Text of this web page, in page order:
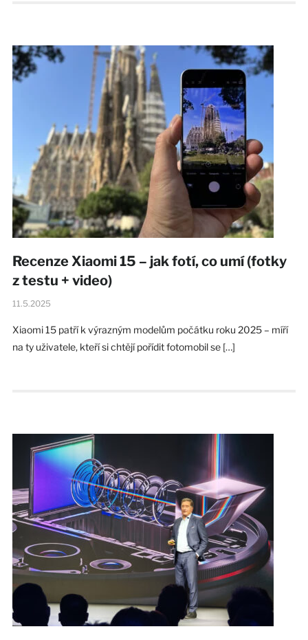
Recenze Xiaomi 15 – jak fotí, co umí (fotky
z testu + video)
11.5.2025
Xiaomi 15 patří k výrazným modelům počátku roku 2025 – míří
na ty uživatele, kteří si chtějí pořídit fotomobil se […]